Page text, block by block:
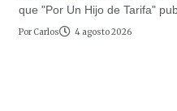
que "Por Un Hijo de Tarifa"
Por Carlos 4 agosto 2026